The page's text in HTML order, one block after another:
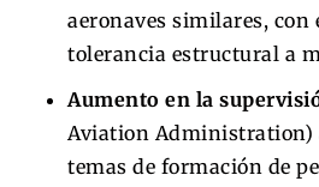
aeronaves similares, con
tolerancia estructural a
Aumento en la
Aviation Administration)
temas de formación de